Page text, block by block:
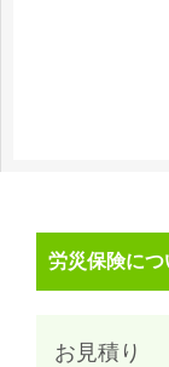
労災保険につ
お見積り